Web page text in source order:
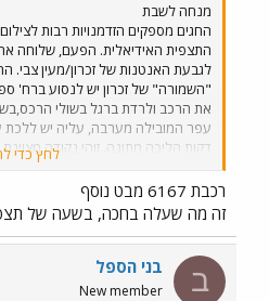
מנחה לשבת
החגים מספקים הזדמנויות רבות
התצפית האידיאלית. הפעם, שלוחה
לגבעת האנטנות של זכרון/מעין צבי.
"השמורה" של זכרון יש לנסוע ברח'
את הרכב ולרדת ברגל בשולי
דקות הליכה מתונה. זוהי נקודה
לנקודה זו על פני נקודת התצפית על
בשמורת חוטם הכרמל, הוא הקרבה
את פעמון המחסום של מעגן מיכאל
שיתף פעולה היום. מעונן חלקית, עם
הד-ד היחיד שפגשתי הבוקר.
לחץ כדי
רכבת 6167 מבט נוסף
זה מה שעלה בחכה, בשעה של
ב בני הספל
New member